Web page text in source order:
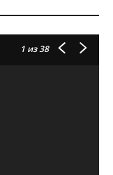
1 из 38